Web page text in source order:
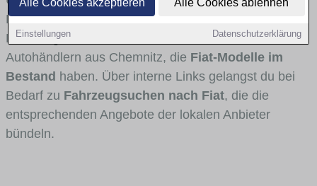
Alle Cookies akzeptieren Alle Cookies ablehnen
Einstellungen Datenschutzerklärung
Fahrertypen die Marke interessant ist. Viele
Fahrzeuge stammen von Autohäusern und
Autohändlern aus Chemnitz, die Fiat-Modelle im
Bestand haben. Über interne Links gelangst du bei
Bedarf zu Fahrzeugsuchen nach Fiat, die die
entsprechenden Angebote der lokalen Anbieter
bündeln.